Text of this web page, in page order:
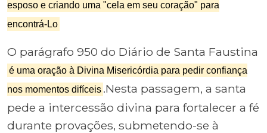
esposo e criando uma "cela em seu coração" para
encontrá-Lo
O parágrafo 950 do Diário de Santa Faustina
é uma oração à Divina Misericórdia para pedir confiança
nos momentos difíceis .Nesta passagem, a santa
pede a intercessão divina para fortalecer a fé
durante provações, submetendo-se à